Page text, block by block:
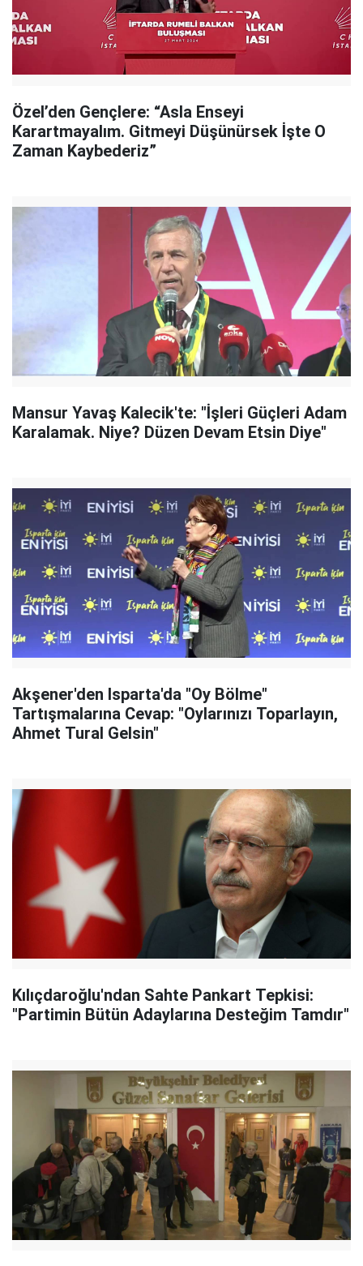
Özel’den Gençlere: “Asla Enseyi
Karartmayalım. Gitmeyi Düşünürsek İşte O
Zaman Kaybederiz”
Mansur Yavaş Kalecik'te: "İşleri Güçleri Adam
Karalamak. Niye? Düzen Devam Etsin Diye"
Akşener'den Isparta'da "Oy Bölme"
Tartışmalarına Cevap: "Oylarınızı Toparlayın,
Ahmet Tural Gelsin"
Kılıçdaroğlu'ndan Sahte Pankart Tepkisi:
"Partimin Bütün Adaylarına Desteğim Tamdır"